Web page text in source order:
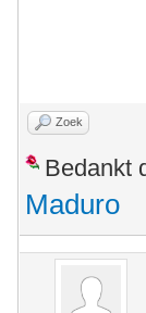
Zoek
Bedankt
Maduro